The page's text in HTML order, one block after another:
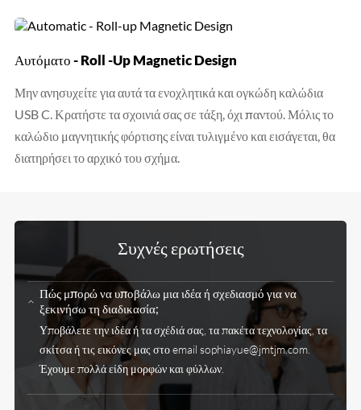
Αυτόματο - Roll -Up Magnetic Design
Μην ανησυχείτε για αυτά τα ενοχλητικά και ογκώδη καλώδια
USB C. Κρατήστε τα σχοινιά σας σε τάξη, όχι παντού. Μόλις το
καλώδιο μαγνητικής φόρτισης είναι τυλιγμένο και εισάγεται, θα
διατηρήσει το αρχικό του σχήμα.
Συχνές ερωτήσεις
Πώς μπορώ να υποβάλω μια ιδέα ή σχεδιασμό για να
ξεκινήσω τη διαδικασία;
Υποβάλετε την ιδέα ή τα σχέδιά σας, τα πακέτα τεχνολογίας, τα
σκίτσα ή τις εικόνες μας στο emailsophiayue@jmtjm.com
Έχουμε πολλά είδη μορφών και φύλλων.